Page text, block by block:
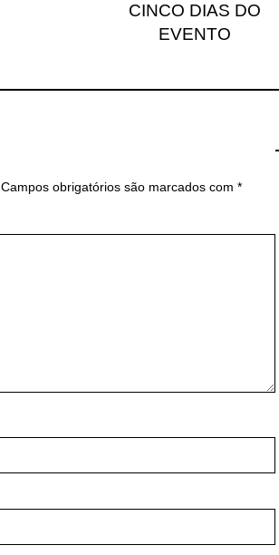
CINCO DIAS DO
EVENTO
Campos obrigatórios são marcados com *